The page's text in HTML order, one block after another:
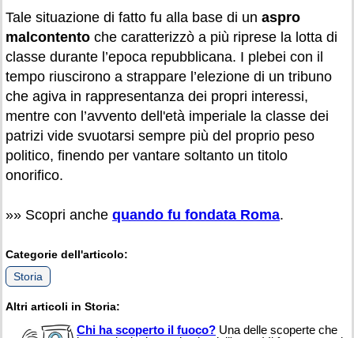
Tale situazione di fatto fu alla base di un aspro
malcontento che caratterizzò a più riprese la lotta di
classe durante l’epoca repubblicana. I plebei con il
tempo riuscirono a strappare l’elezione di un tribuno
che agiva in rappresentanza dei propri interessi,
mentre con l’avvento dell'età imperiale la classe dei
patrizi vide svuotarsi sempre più del proprio peso
politico, finendo per vantare soltanto un titolo
onorifico.
»» Scopri anche quando fu fondata Roma.
Categorie dell'articolo:
Storia
Altri articoli in Storia:
Chi ha scoperto il fuoco? Una delle scoperte che